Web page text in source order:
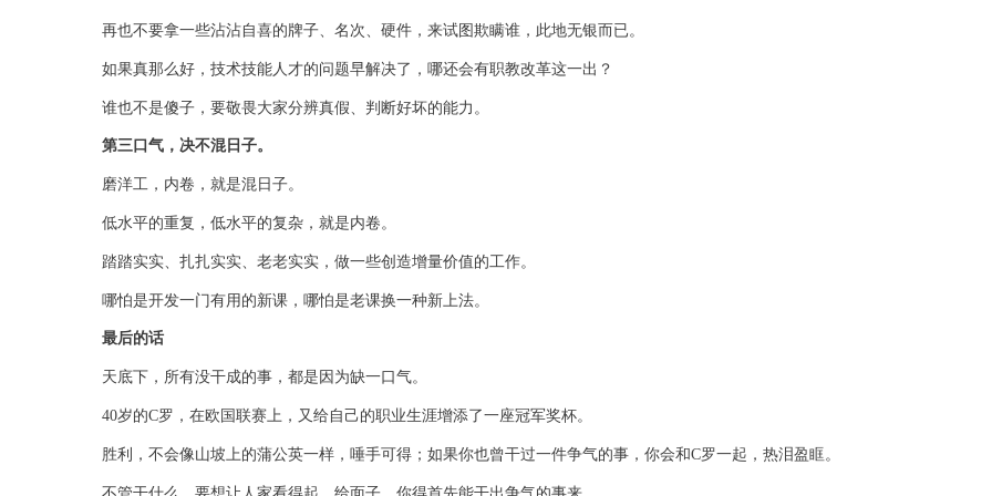
再也不要拿一些沾沾自喜的牌子、名次、硬件，来试图欺瞒谁，此地无银而已。
如果真那么好，技术技能人才的问题早解决了，哪还会有职教改革这一出？
谁也不是傻子，要敬畏大家分辨真假、判断好坏的能力。
第三口气，决不混日子。
磨洋工，内卷，就是混日子。
低水平的重复，低水平的复杂，就是内卷。
踏踏实实、扎扎实实、老老实实，做一些创造增量价值的工作。
哪怕是开发一门有用的新课，哪怕是老课换一种新上法。
最后的话
天底下，所有没干成的事，都是因为缺一口气。
40岁的C罗，在欧国联赛上，又给自己的职业生涯增添了一座冠军奖杯。
胜利，不会像山坡上的蒲公英一样，唾手可得；如果你也曾干过一件争气的事，你会和C罗一起，热泪盈眶。